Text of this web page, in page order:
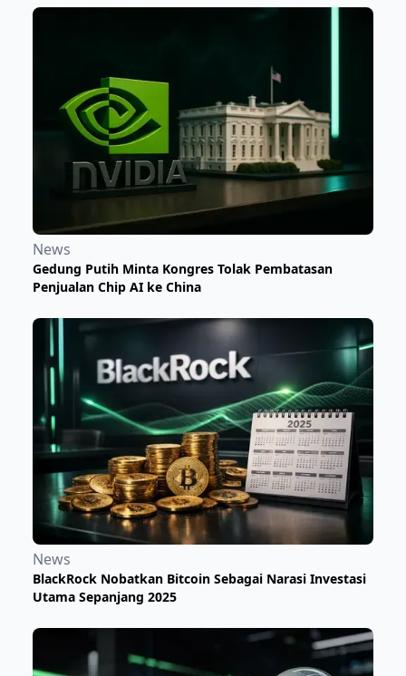
News
Gedung Putih Minta Kongres Tolak Pembatasan
Penjualan Chip AI ke China
News
BlackRock Nobatkan Bitcoin Sebagai Narasi Investasi
Utama Sepanjang 2025